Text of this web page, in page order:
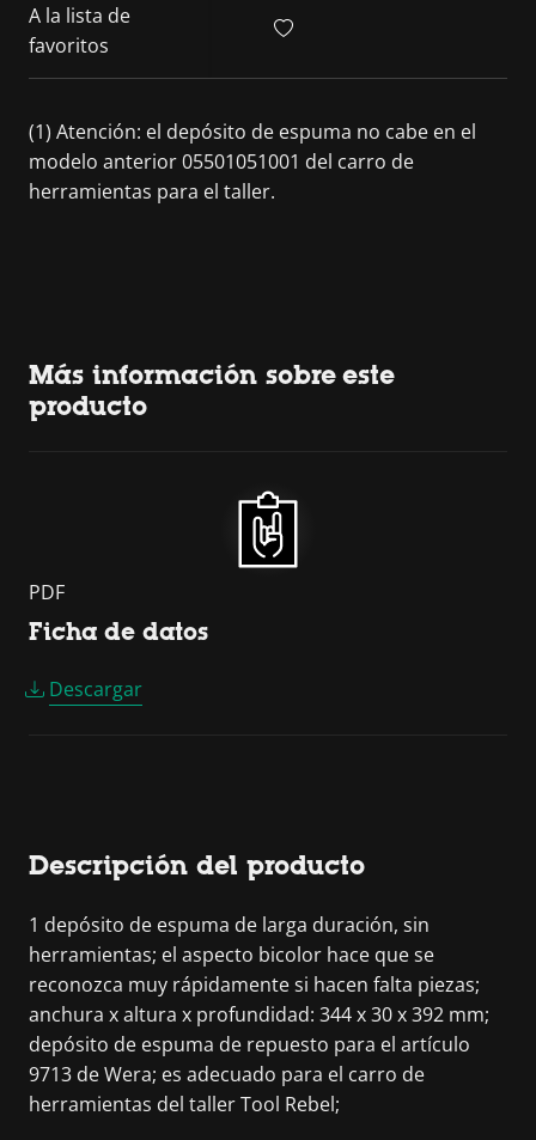
A la lista de
favoritos
(1) Atención: el depósito de espuma no cabe en el
modelo anterior 05501051001 del carro de
herramientas para el taller.
Más información sobre este
producto
PDF
Ficha de datos
Descargar
Descripción del producto
1 depósito de espuma de larga duración, sin
herramientas; el aspecto bicolor hace que se
reconozca muy rápidamente si hacen falta piezas;
anchura x altura x profundidad: 344 x 30 x 392 mm;
depósito de espuma de repuesto para el artículo
9713 de Wera; es adecuado para el carro de
herramientas del taller Tool Rebel;